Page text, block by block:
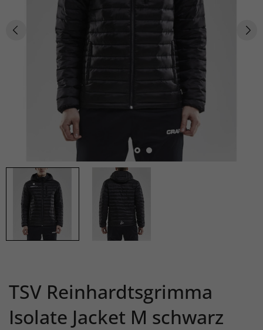
TSV Reinhardtsgrimma
Isolate Jacket M schwarz